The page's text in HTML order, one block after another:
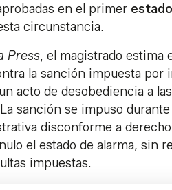
en el primer
circunstancia.
Press, el magistrado estima
la sanción impuesta por
acto de desobediencia a
sanción se impuso
disconforme a
el estado de alarma, sin
impuestas.